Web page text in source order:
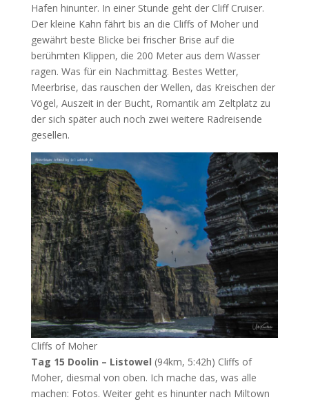
Hafen hinunter. In einer Stunde geht der Cliff Cruiser.
Der kleine Kahn fährt bis an die Cliffs of Moher und
gewährt beste Blicke bei frischer Brise auf die
berühmten Klippen, die 200 Meter aus dem Wasser
ragen. Was für ein Nachmittag. Bestes Wetter,
Meerbrise, das rauschen der Wellen, das Kreischen der
Vögel, Auszeit in der Bucht, Romantik am Zeltplatz zu
der sich später auch noch zwei weitere Radreisende
gesellen.
Cliffs of Moher
Tag 15 Doolin – Listowel (94km, 5:42h) Cliffs of
Moher, diesmal von oben. Ich mache das, was alle
machen: Fotos. Weiter geht es hinunter nach Miltown